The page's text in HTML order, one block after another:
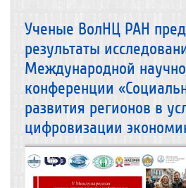
Ученые ВолНЦ РАН
результаты
Международной
конференции
развития регионов в
цифровизации